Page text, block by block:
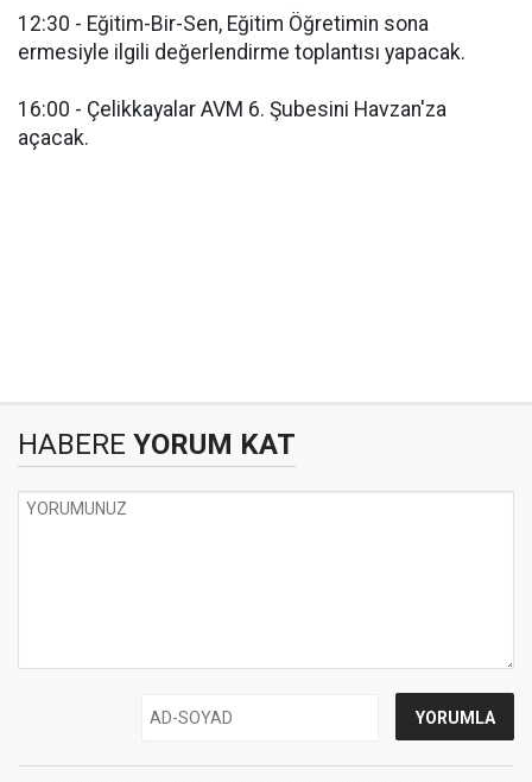
12:30 - Eğitim-Bir-Sen, Eğitim Öğretimin sona
ermesiyle ilgili değerlendirme toplantısı yapacak.
16:00 - Çelikkayalar AVM 6. Şubesini Havzan'za
açacak.
HABERE YORUM KAT